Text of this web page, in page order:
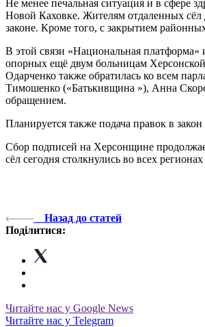
Не менее печальная ситуация и в сфере
Новой Каховке. Жителям отдаленных сёл
законе. Кроме того, с закрытием
В этой связи «Национальная
опорных ещё двум больницам
Одарченко также обратилась ко всем
Тимошенко («Батькивщина »), Анна
обращением.
Планируется также подача правок в
Сбор подписей на Херсонщине
сёл сегодня столкнулись во всех
Назад до статей
Поділитися:
Читайте нас у Google News
Читайте нас у Telegram